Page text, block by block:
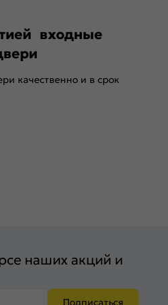
входные
качественно и в срок
наших акций и
Подписаться